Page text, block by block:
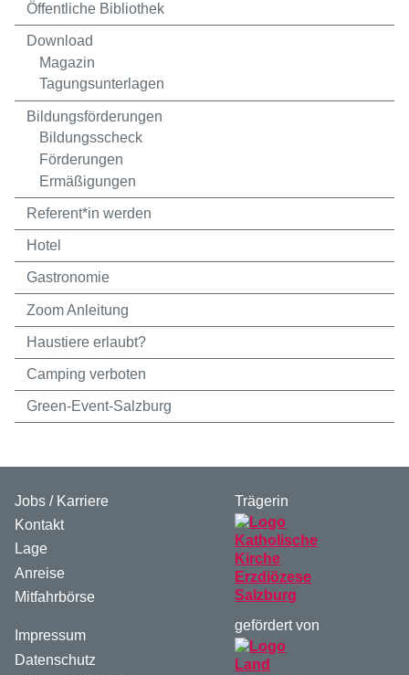
Öffentliche Bibliothek
Download
Magazin
Tagungsunterlagen
Bildungsförderungen
Bildungsscheck
Förderungen
Ermäßigungen
Referent*in werden
Hotel
Gastronomie
Zoom Anleitung
Haustiere erlaubt?
Camping verboten
Green-Event-Salzburg
Jobs / Karriere
Kontakt
Lage
Anreise
Mitfahrbörse
Impressum
Datenschutz
Trägerin
gefördert von